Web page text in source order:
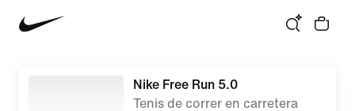
Nike Free Run 5.0
Tenis de correr en carretera